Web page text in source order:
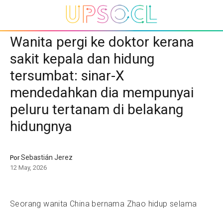
Wanita pergi ke doktor kerana
sakit kepala dan hidung
tersumbat: sinar-X
mendedahkan dia mempunyai
peluru tertanam di belakang
hidungnya
PorSebastián Jerez
12 May, 2026
Seorang wanita China bernama Zhao hidup selama